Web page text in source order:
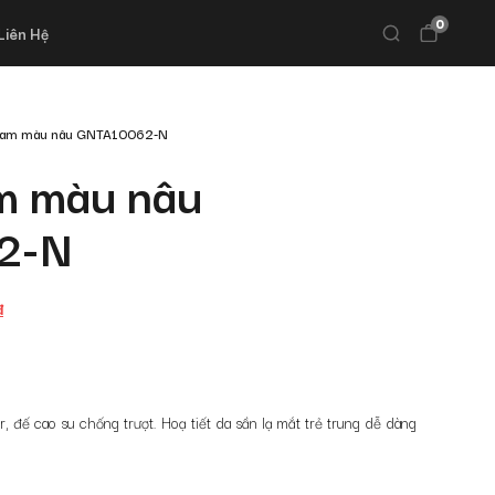
Hệ 0
màu nâu GNTA10062-N
màu nâu
N
đế cao su chống trượt. Hoạ tiết da sần lạ mắt trẻ trung dễ dàng